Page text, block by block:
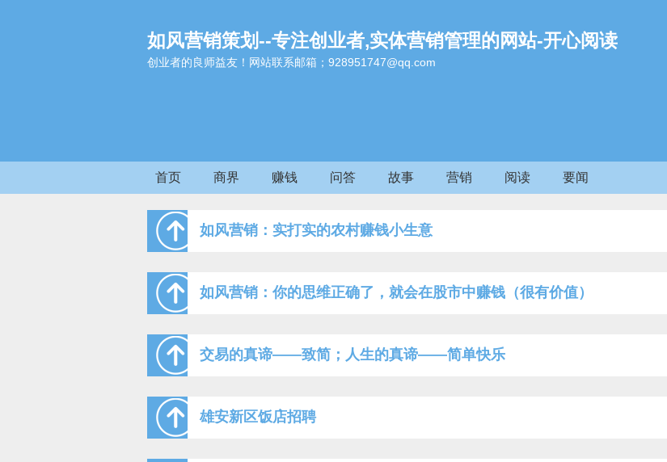
如风营销策划--专注创业者,实体营销管理的网站-开心阅读
创业者的良师益友！网站联系邮箱；928951747@qq.com
首页 商界 赚钱 问答 故事 营销 阅读 要闻
如风营销：实打实的农村赚钱小生意
如风营销：你的思维正确了，就会在股市中赚钱（很有价值）
交易的真谛——致简；人生的真谛——简单快乐
雄安新区饭店招聘